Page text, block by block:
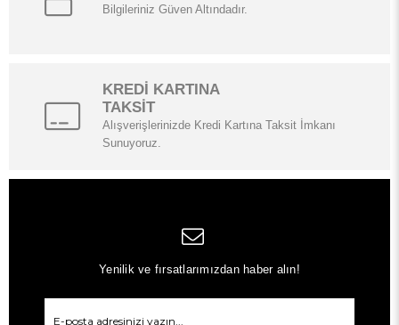
Bilgileriniz Güven Altındadır.
KREDİ KARTINA
TAKSİT
Alışverişlerinizde Kredi Kartına Taksit İmkanı
Sunuyoruz.
Yenilik ve fırsatlarımızdan haber alın!